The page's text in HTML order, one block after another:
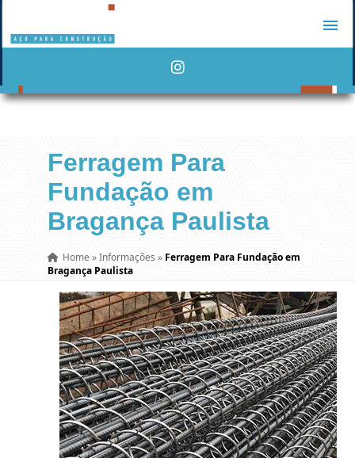
Ferragem Para
Fundação em
Bragança Paulista
Home »Informações » Ferragem Para Fundação em
Bragança Paulista